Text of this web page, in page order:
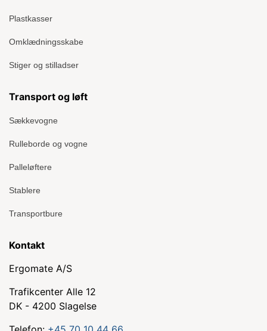
Plastkasser
Omklædningsskabe
Stiger og stilladser
Transport og løft
Sækkevogne
Rulleborde og vogne
Palleløftere
Stablere
Transportbure
Kontakt
Ergomate A/S
Trafikcenter Alle 12
DK - 4200 Slagelse